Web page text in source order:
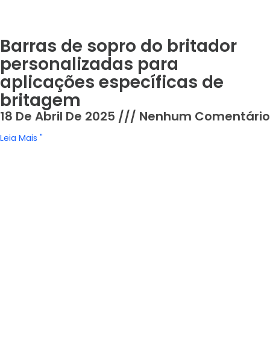
Barras de sopro do britador
personalizadas para
aplicações específicas de
britagem
18 De Abril De 2025 Nenhum Comentário
Leia Mais "